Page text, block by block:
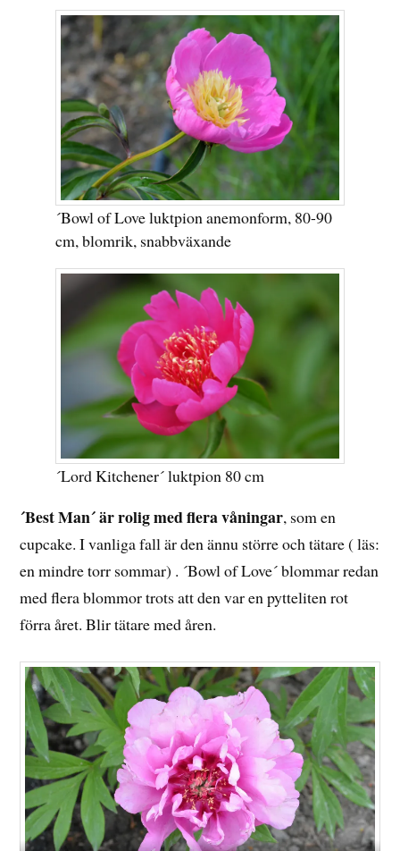
´Bowl of Love luktpion anemonform, 80-90
cm, blomrik, snabbväxande
´Lord Kitchener´ luktpion 80 cm
´Best Man´ är rolig med flera våningar, som en
cupcake. I vanliga fall är den ännu större och tätare ( läs:
en mindre torr sommar) . ´Bowl of Love´ blommar redan
med flera blommor trots att den var en pytteliten rot
förra året. Blir tätare med åren.